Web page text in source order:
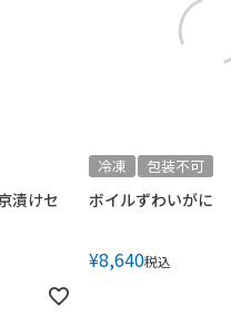
漬けセ
冷凍 包装不可
ボイルずわいがに
¥8,640税込